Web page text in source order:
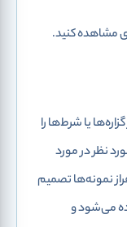
یا شرط‌ها را
نظر در مورد
نمونه‌ها تصمیم
می‌شود و